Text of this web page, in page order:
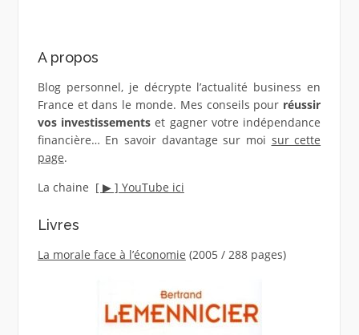
A propos
Blog personnel, je décrypte l’actualité business en
France et dans le monde. Mes conseils pour réussir
vos investissements et gagner votre indépendance
financière… En savoir davantage sur moi sur cette
page.
La chaine [ ▶︎ ] YouTube ici
Livres
La morale face à l’économie (2005 / 288 pages)